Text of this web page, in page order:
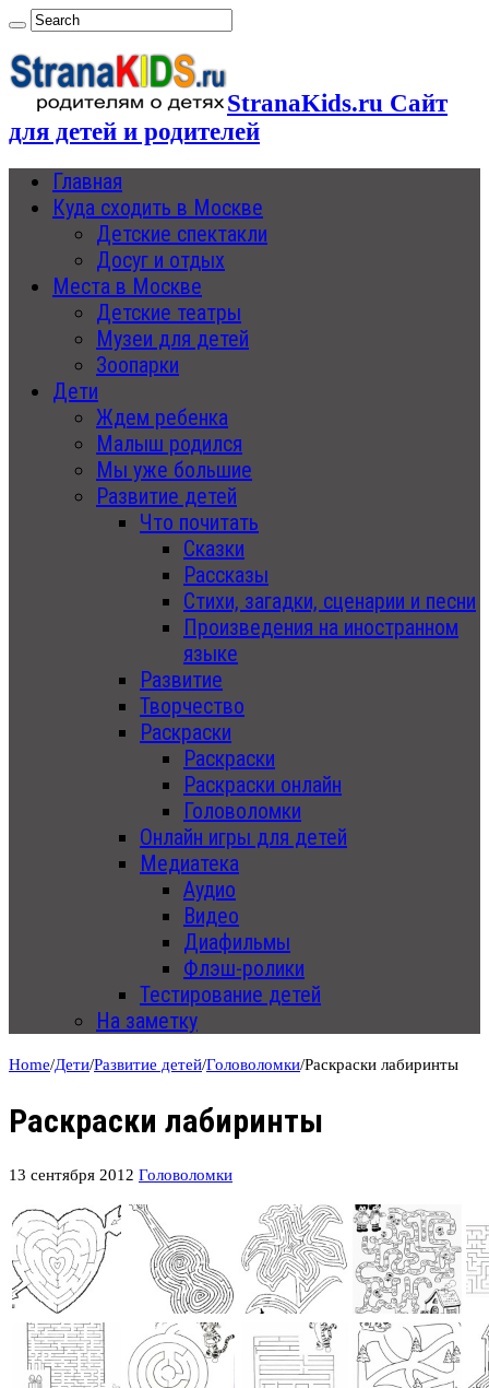
StranaKids.ru Сайт
для детей и родителей
Главная
Куда сходить в Москве
Детские спектакли
Досуг и отдых
Места в Москве
Детские театры
Музеи для детей
Зоопарки
Дети
Ждем ребенка
Малыш родился
Мы уже большие
Развитие детей
Что почитать
Сказки
Рассказы
Стихи, загадки, сценарии и песни
Произведения на иностранном
языке
Развитие
Творчество
Раскраски
Раскраски
Раскраски онлайн
Головоломки
Онлайн игры для детей
Медиатека
Аудио
Видео
Диафильмы
Флэш-ролики
Тестирование детей
На заметку
Home/Дети/Развитие детей/Головоломки/Раскраски лабиринты
Раскраски лабиринты
13 сентября 2012 Головоломки